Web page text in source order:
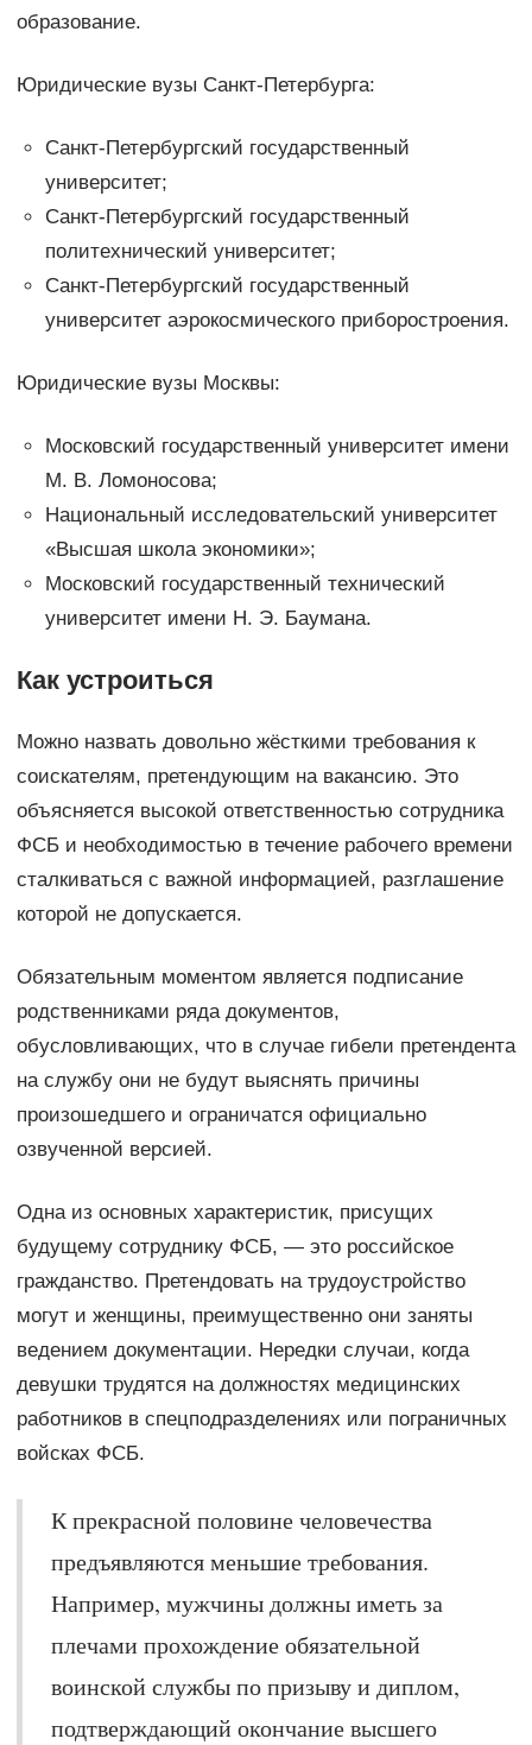
образование.
Юридические вузы Санкт-Петербурга:
Санкт-Петербургский государственный
университет;
Санкт-Петербургский государственный
политехнический университет;
Санкт-Петербургский государственный
университет аэрокосмического приборостроения.
Юридические вузы Москвы:
Московский государственный университет имени
М. В. Ломоносова;
Национальный исследовательский университет
«Высшая школа экономики»;
Московский государственный технический
университет имени Н. Э. Баумана.
Как устроиться
Можно назвать довольно жёсткими требования к
соискателям, претендующим на вакансию. Это
объясняется высокой ответственностью сотрудника
ФСБ и необходимостью в течение рабочего времени
сталкиваться с важной информацией, разглашение
которой не допускается.
Обязательным моментом является подписание
родственниками ряда документов,
обусловливающих, что в случае гибели претендента
на службу они не будут выяснять причины
произошедшего и ограничатся официально
озвученной версией.
Одна из основных характеристик, присущих
будущему сотруднику ФСБ, — это российское
гражданство. Претендовать на трудоустройство
могут и женщины, преимущественно они заняты
ведением документации. Нередки случаи, когда
девушки трудятся на должностях медицинских
работников в спецподразделениях или пограничных
войсках ФСБ.
К прекрасной половине человечества
предъявляются меньшие требования.
Например, мужчины должны иметь за
плечами прохождение обязательной
воинской службы по призыву и диплом,
подтверждающий окончание высшего